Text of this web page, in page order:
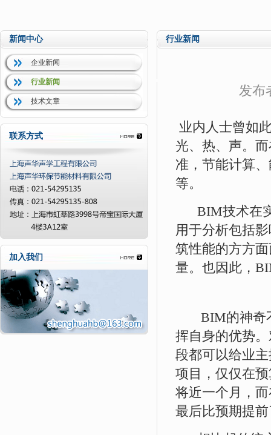
新闻中心
企业新闻
行业新闻
技术文章
联系方式
加入我们
行业新闻
发布
业内人士曾如
光、热、声。
准，节能计算
等。
BIM技术在实
用于分析包括
筑性能的方方
量。也因此，
BIM的神奇不
挥自身的优势
段都可以给业
项目，仅仅在
将近一个月，
最后比预期提